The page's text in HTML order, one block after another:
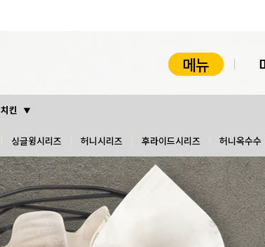
메뉴
치킨
싱글윙시리즈 허니시리즈 후라이드시리즈 허니옥수수